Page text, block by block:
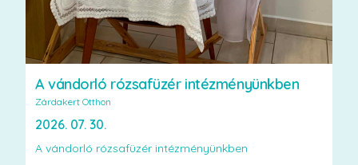
A vándorló rózsafüzér intézményünkben
Zárdakert Otthon
2026. 07. 30.
A vándorló rózsafüzér intézményünkben